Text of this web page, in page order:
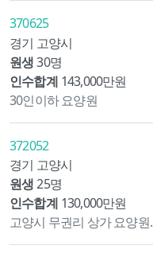
370625
경기 고양시
원생 30명
인수합계 143,000만원
30인이하 요양원
372052
경기 고양시
원생 25명
인수합계 130,000만원
고양시 무권리 상가 요양원.